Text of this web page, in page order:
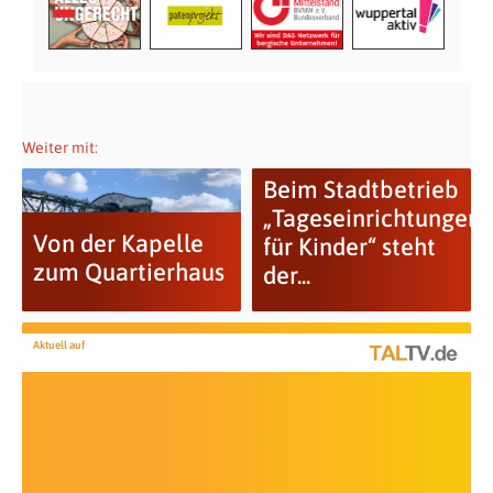
Weiter mit:
Von der Kapelle
zum Quartierhaus
Beim Stadtbetrieb
„Tageseinrichtungen
für Kinder“ steht
der...
Aktuell auf